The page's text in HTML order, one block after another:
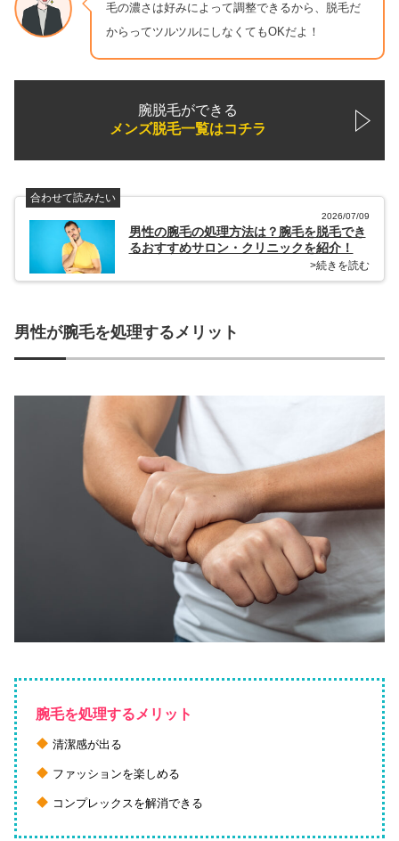
毛の濃さは好みによって調整できるから、脱毛だ
からってツルツルにしなくてもOKだよ！
腕脱毛ができる
メンズ脱毛一覧はコチラ
合わせて読みたい
2026/07/09
男性の腕毛の処理方法は？腕毛を脱毛でき
るおすすめサロン・クリニックを紹介！
>続きを読む
男性が腕毛を処理するメリット
腕毛を処理するメリット
清潔感が出る
ファッションを楽しめる
コンプレックスを解消できる